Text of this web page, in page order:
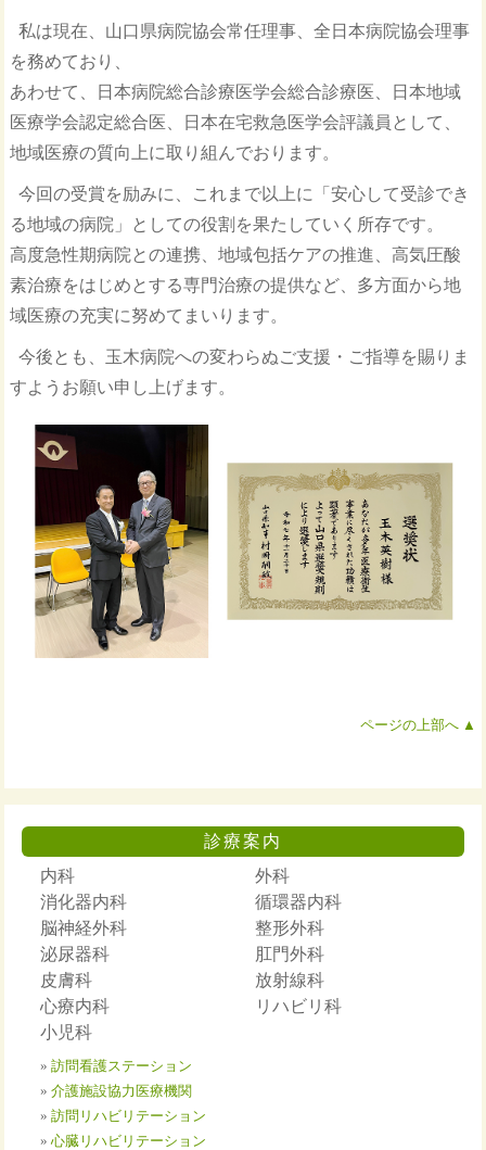
私は現在、山口県病院協会常任理事、全日本病院協会理事
を務めており、
あわせて、日本病院総合診療医学会総合診療医、日本地域
医療学会認定総合医、日本在宅救急医学会評議員として、
地域医療の質向上に取り組んでおります。
今回の受賞を励みに、これまで以上に「安心して受診でき
る地域の病院」としての役割を果たしていく所存です。
高度急性期病院との連携、地域包括ケアの推進、高気圧酸
素治療をはじめとする専門治療の提供など、多方面から地
域医療の充実に努めてまいります。
今後とも、玉木病院への変わらぬご支援・ご指導を賜りま
すようお願い申し上げます。
ページの上部へ ▲
診療案内
内科
消化器内科
脳神経外科
泌尿器科
皮膚科
心療内科
小児科
外科
循環器内科
整形外科
肛門外科
放射線科
リハビリ科
»訪問看護ステーション
»介護施設協力医療機関
»訪問リハビリテーション
»心臓リハビリテーション